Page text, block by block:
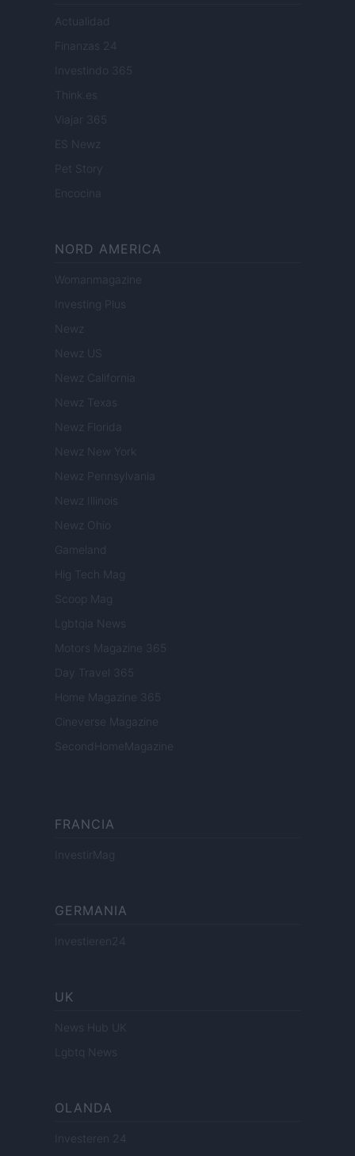
Actualidad
Finanzas 24
Investindo 365
Think.es
Viajar 365
ES Newz
Pet Story
Encocina
NORD AMERICA
Womanmagazine
Investing Plus
Newz
Newz US
Newz California
Newz Texas
Newz Florida
Newz New York
Newz Pennsylvania
Newz Illinois
Newz Ohio
Gameland
Hig Tech Mag
Scoop Mag
Lgbtqia News
Motors Magazine 365
Day Travel 365
Home Magazine 365
Cineverse Magazine
SecondHomeMagazine
FRANCIA
InvestirMag
GERMANIA
Investieren24
UK
News Hub UK
Lgbtq News
OLANDA
Investeren 24